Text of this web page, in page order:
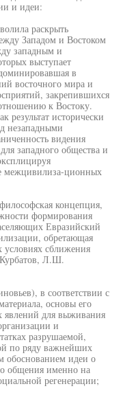
и идеи:
раскрыть
Западом и Востоком
западным и
выступает
в
восточного мира и
закрепившихся
к Востоку.
результат исторически
незападными
видения
западного общества и
межцивилиза-ционных
концепция,
формирования
Евразийский
обретающая
условиях сближения
Л.Ш.
в соответствии с
основы его
явлений для выживания
и
разрушаемой,
по ряду важнейших
обоснованием идеи о
общения именно на
регенерации;